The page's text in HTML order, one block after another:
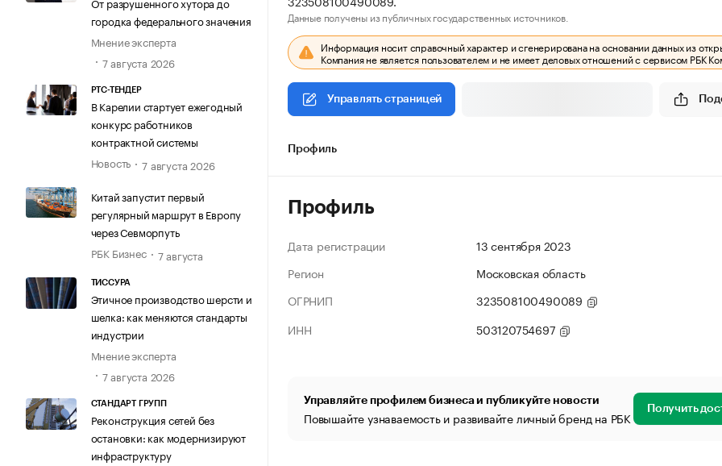
городка федерального значения
Мнение эксперта
7 августа 2026
РТС-ТЕНДЕР
В Карелии стартует ежегодный
конкурс работников
контрактной системы
Новость
7 августа 2026
Китай запустит первый
регулярный маршрут в Европу
через Севморпуть
РБК Бизнес
7 августа
ТИССУРА
Этичное производство шерсти и
шелка: как меняются стандарты
индустрии
Мнение эксперта
7 августа 2026
СТАНДАРТ ГРУПП
Реконструкция сетей без
остановки: как модернизируют
инфраструктуру
Данные получены из публичных государственных источников.
Информация носит справочный характер и сгенерирована на основании данных из
Компания не является пользователем и не имеет деловых отношений с сервисом РБК
Управлять страницей
Профиль
Профиль
Дата регистрации
13 сентября 2023
Регион
Московская область
ОГРНИП
323508100490089
ИНН
503120754697
Управляйте профилем бизнеса и публикуйте новости
Повышайте узнаваемость и развивайте личный бренд на РБК Получить